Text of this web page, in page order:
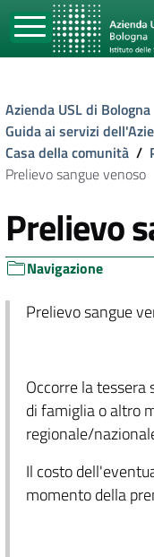
Azienda USL di Bologna
Guida ai servizi
Casa della comunità /
Prelievo sangue venoso
Prelievo
Navigazione
Prelievo sangue
Occorre la
di famiglia o altro
regionale/
Il costo
momento della